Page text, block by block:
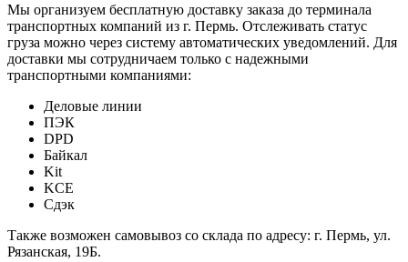
Мы организуем бесплатную доставку заказа до терминала
транспортных компаний из г. Пермь. Отслеживать статус
груза можно через систему автоматических уведомлений. Для
доставки мы сотрудничаем только с надежными
транспортными компаниями:
Деловые линии
ПЭК
DPD
Байкал
Kit
KCE
Сдэк
Также возможен самовывоз со склада по адресу: г. Пермь, ул.
Рязанская, 19Б.